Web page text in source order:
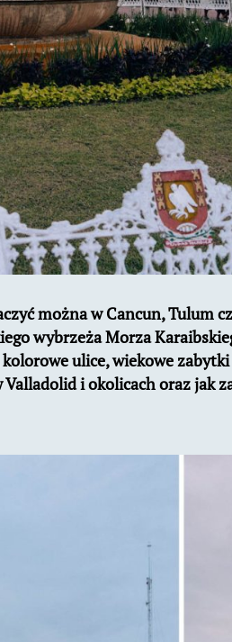
można w Cancun, Tulum
wybrzeża Morza
ulice, wiekowe zabytki
i okolicach oraz jak